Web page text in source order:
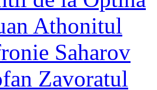
Athonitul
Saharov
Zavoratul